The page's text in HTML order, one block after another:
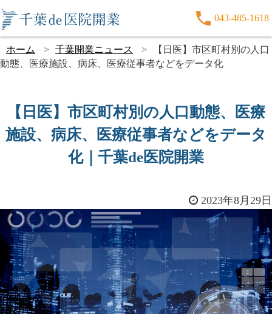
043-485-1618
ホーム 千葉開業ニュース
【日医】市区町村別の人口
動態、医療施設、病床、医療従事者などをデータ化
【日医】市区町村別の人口動態、医療
施設、病床、医療従事者などをデータ
化｜千葉de医院開業
2023年8月29日